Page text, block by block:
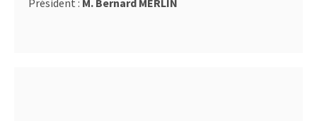
Président : M. Bernard MERLIN